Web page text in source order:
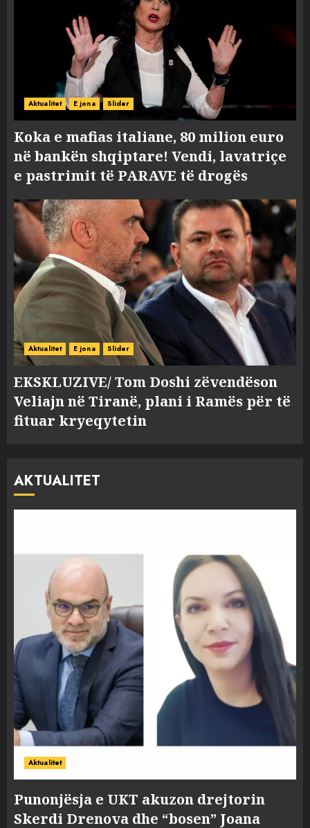
Aktualitet E jona Slider
Koka e mafias italiane, 80 milion euro
në bankën shqiptare! Vendi, lavatriçe
e pastrimit të PARAVE të drogës
Aktualitet E jona Slider
EKSKLUZIVE/ Tom Doshi zëvendëson
Veliajn në Tiranë, plani i Ramës për të
fituar kryeqytetin
AKTUALITET
Aktualitet
Punonjësja e UKT akuzon drejtorin
Skerdi Drenova dhe “bosen” Joana